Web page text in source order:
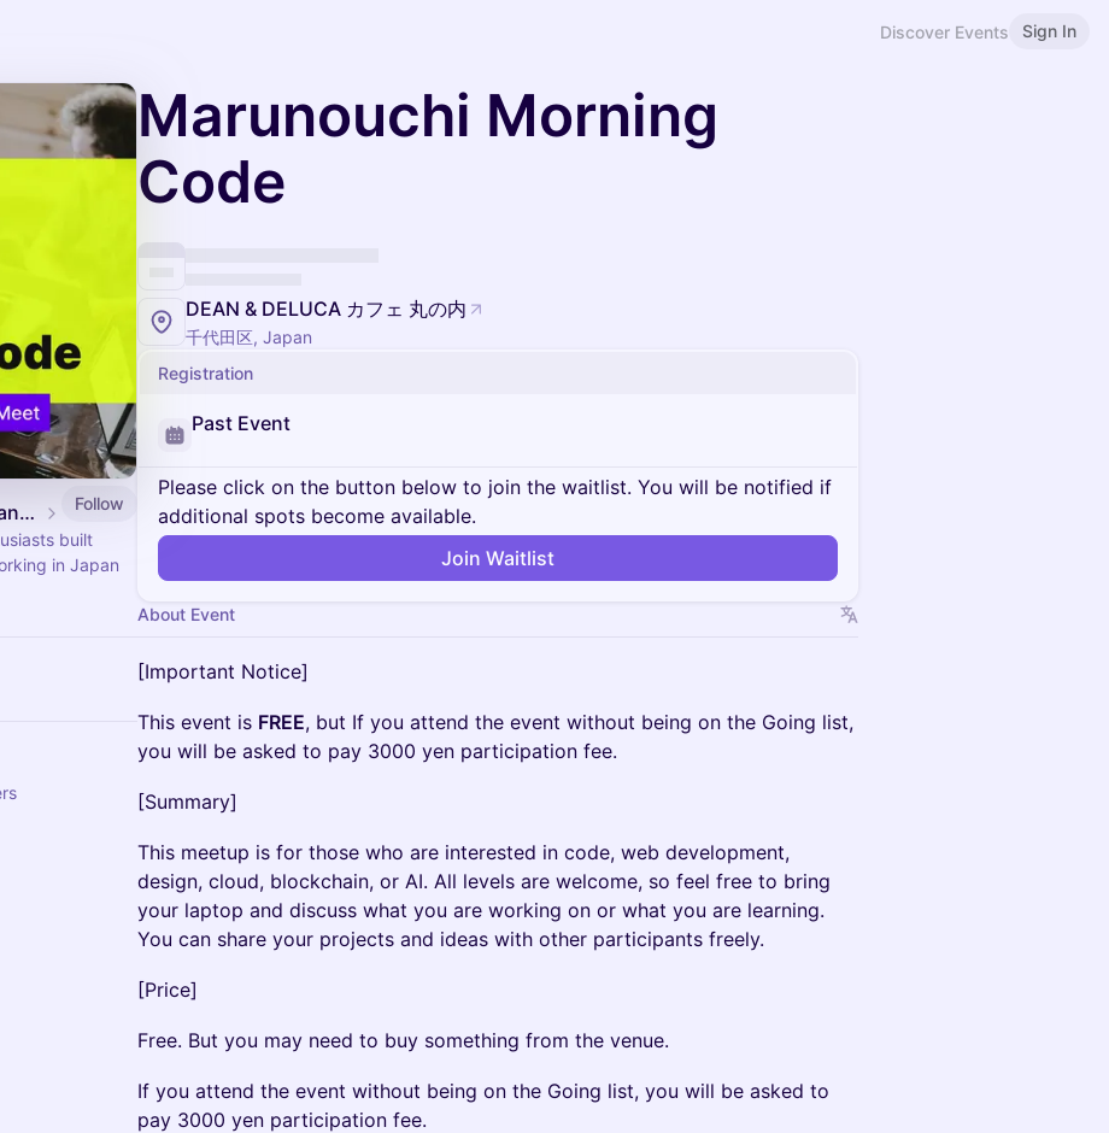
Discover Events Sign In
Tokyo Tech Stack Exchange
Follow
built
in Japan
Marunouchi Morning
Code
DEAN & DELUCA カフェ 丸の内
千代田区, Japan
Registration
Past Event
Please click on the button below to join the waitlist. You will be notified if
additional spots become available.
Join Waitlist
About Event
[Important Notice]
This event is FREE, but If you attend the event without being on the Going list,
you will be asked to pay 3000 yen participation fee.
[Summary]
This meetup is for those who are interested in code, web development,
design, cloud, blockchain, or AI. All levels are welcome, so feel free to bring
your laptop and discuss what you are working on or what you are learning.
You can share your projects and ideas with other participants freely.
[Price]
Free. But you may need to buy something from the venue.
If you attend the event without being on the Going list, you will be asked to
pay 3000 yen participation fee.